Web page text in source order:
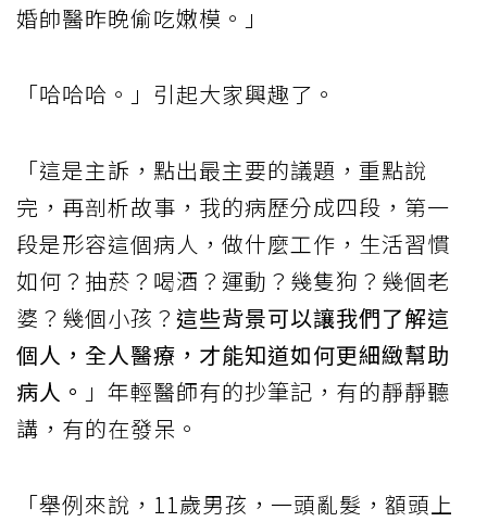
婚帥醫昨晚偷吃嫩模。」
「哈哈哈。」引起大家興趣了。
「這是主訴，點出最主要的議題，重點說
完，再剖析故事，我的病歷分成四段，第一
段是形容這個病人，做什麼工作，生活習慣
如何？抽菸？喝酒？運動？幾隻狗？幾個老
婆？幾個小孩？ 這些背景可以讓我們了解這
個人，全人醫療，才能知道如何更細緻幫助
病人。 」年輕醫師有的抄筆記，有的靜靜聽
講，有的在發呆。
「舉例來說，11歲男孩，一頭亂髮，額頭上